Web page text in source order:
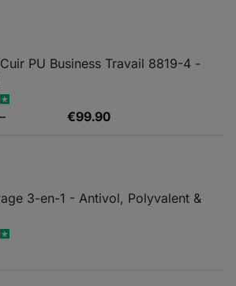
PU Business Travail 8819-4 -
– €99.90Plage
€99.90
3-en-1 - Antivol, Polyvalent &